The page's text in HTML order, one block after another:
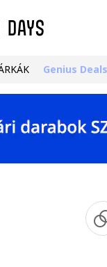
Genius Deals